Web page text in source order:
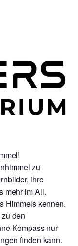
zu
ihre
mehr im All.
Himmels kennen.
den
Kompass nur
finden kann.